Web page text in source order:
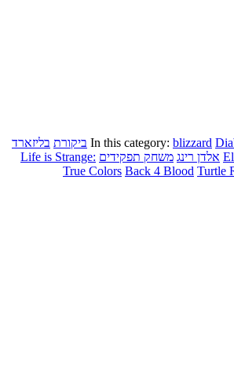
In this category: blizzard ביקורת בליזארד
אלדן רינג משחק תפקידים Life is Strange:
True Colors Back 4 Blood Turtle